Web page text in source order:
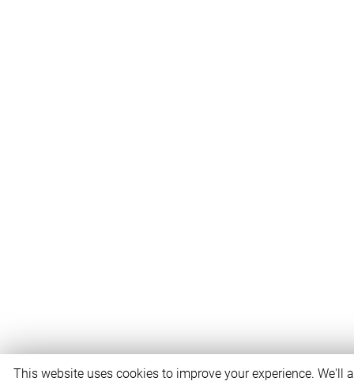
This website uses cookies to improve your experience. We'll